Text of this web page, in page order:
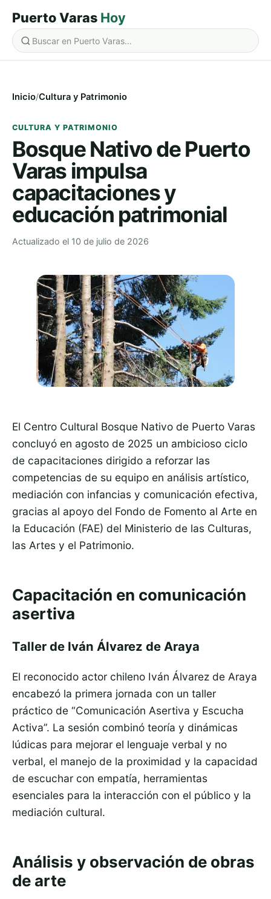
Puerto Varas Hoy
Buscar en Puerto Varas Hoy
Inicio/Cultura y Patrimonio
CULTURA Y PATRIMONIO
Bosque Nativo de Puerto
Varas impulsa
capacitaciones y
educación patrimonial
Actualizado el 10 de julio de 2026
El Centro Cultural Bosque Nativo de Puerto Varas
concluyó en agosto de 2025 un ambicioso ciclo
de capacitaciones dirigido a reforzar las
competencias de su equipo en análisis artístico,
mediación con infancias y comunicación efectiva,
gracias al apoyo del Fondo de Fomento al Arte en
la Educación (FAE) del Ministerio de las Culturas,
las Artes y el Patrimonio.
Capacitación en comunicación
asertiva
Taller de Iván Álvarez de Araya
El reconocido actor chileno Iván Álvarez de Araya
encabezó la primera jornada con un taller
práctico de “Comunicación Asertiva y Escucha
Activa”. La sesión combinó teoría y dinámicas
lúdicas para mejorar el lenguaje verbal y no
verbal, el manejo de la proximidad y la capacidad
de escuchar con empatía, herramientas
esenciales para la interacción con el público y la
mediación cultural.
Análisis y observación de obras
de arte